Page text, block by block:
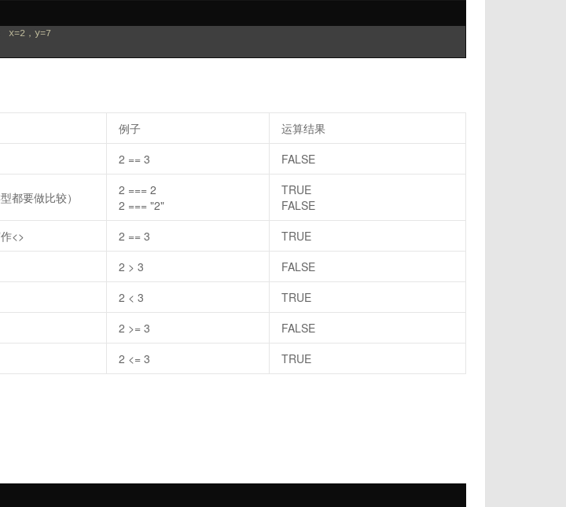
，y=7
例子
运算结果
2 == 3 FALSE
都要做比较）
2 === 2
2 === "2"
TRUE
FALSE
<> 2 == 3
TRUE
2 > 3
FALSE
2 < 3
TRUE
2 >= 3
FALSE
2 <= 3 TRUE